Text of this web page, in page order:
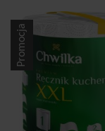
rolka
Promocja